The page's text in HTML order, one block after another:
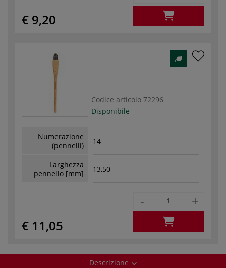
€ 9,20
Codice articolo 72296
Disponibile
Numerazione
(pennelli)
14
Larghezza
pennello [mm]
13,50
€ 11,05
- +
Descrizione